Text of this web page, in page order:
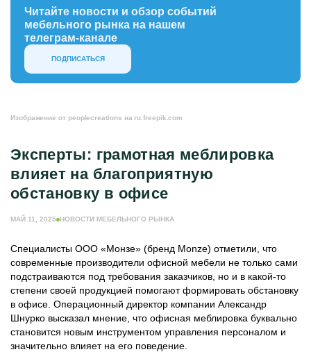
Читайте новости и обзор событий
мебельного рынка на нашем
телеграм-канале
ПОДПИСАТЬСЯ
Изображение от peoplecreations на ru.freepik.com
Эксперты: грамотная меблировка
влияет на благоприятную
обстановку в офисе
МАЙ 11, 2025 НОВОСТИ МЕБЕЛЬНОГО РЫНКА
Специалисты ООО «Монзе» (бренд Monze) отметили, что
современные производители офисной мебели не только сами
подстраиваются под требования заказчиков, но и в какой-то
степени своей продукцией помогают формировать обстановку
в офисе. Операционный директор компании Александр
Шнурко высказал мнение, что офисная меблировка буквально
становится новым инструментом управления персоналом и
значительно влияет на его поведение.